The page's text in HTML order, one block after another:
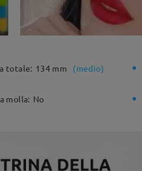
totale: 134 mm (medio)
molla: No